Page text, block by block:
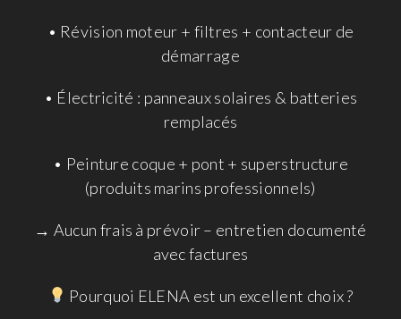
• Révision moteur + filtres + contacteur de
démarrage
• Électricité : panneaux solaires & batteries
remplacés
• Peinture coque + pont + superstructure
(produits marins professionnels)
→ Aucun frais à prévoir – entretien documenté
avec factures
Pourquoi ELENA est un excellent choix ?